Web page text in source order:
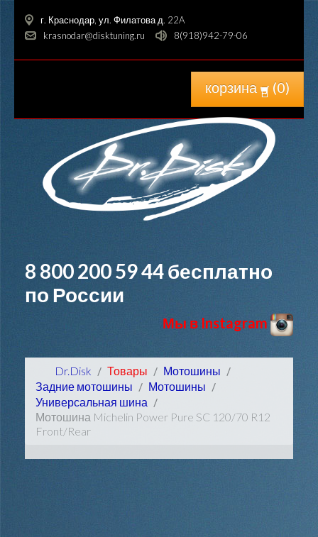
г. Краснодар, ул. Филатова д. 22A
krasnodar@disktuning.ru
8(918)942-79-06
корзина (0)
8 800 200 59 44бесплатно
по России
Мы в Instagram
Dr.Disk Товары
Мотошины
Задние мотошины
Мотошины
Универсальная шина
Мотошина Michelin Power Pure SC 120/70 R12
Front/Rear